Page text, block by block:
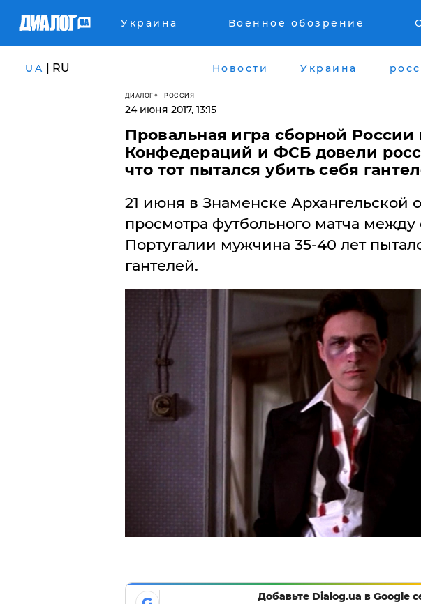
Украина Военное обозрение
UA | RU Новости Украина
ДИАЛОГ РОССИЯ
24 июня 2017, 13:15
​Провальная игра сборной России
Конфедераций и ФСБ довели
что тот пытался убить себя
21 июня в Знаменске Архангельской
просмотра футбольного матча
Португалии мужчина 35-40 лет
гантелей.
Добавьте Dialog.ua в Google